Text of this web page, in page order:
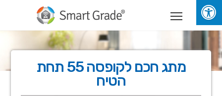
מתג חכם לקופסה 55 תחת
הטיח